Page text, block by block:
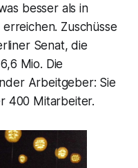
besser als in
Zuschüsse
Senat, die
Mio. Die
Arbeitgeber: Sie
400 Mitarbeiter.